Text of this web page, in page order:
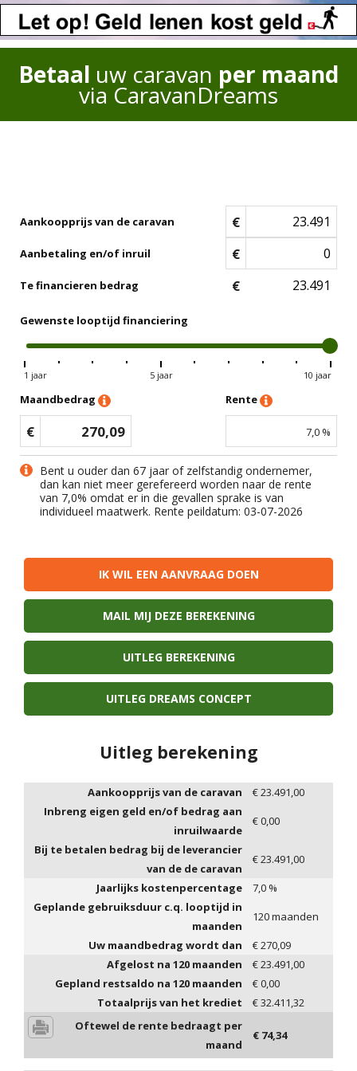
Betaal uw caravan per maand
via CaravanDreams
Aankoopprijs van de caravan €
Aanbetaling en/of inruil €
Te financieren bedrag €
Gewenste looptijd financiering
1 jaar 5 jaar 10 jaar
Maandbedrag
€ 270,09
Rente
7,0 %
Bent u ouder dan 67 jaar of zelfstandig ondernemer,
dan kan niet meer gerefereerd worden naar de rente
van 7,0% omdat er in die gevallen sprake is van
individueel maatwerk. Rente peildatum: 03-07-2026
IK WIL EEN AANVRAAG DOEN
MAIL MIJ DEZE BEREKENING
UITLEG BEREKENING
UITLEG DREAMS CONCEPT
Uitleg berekening
Aankoopprijs van de caravan €23.491,00
Inbreng eigen geld en/of bedrag aan
inruilwaarde
€0,00
Bij te betalen bedrag bij de leverancier
van de de caravan
€23.491,00
Jaarlijks kostenpercentage
7,0 %
Geplande gebruiksduur c.q. looptijd in
maanden
120maanden
Uw maandbedrag wordt dan
€270,09
Afgelost na 120 maanden €23.491,00
Gepland restsaldo na 120 maanden €0,00
Totaalprijs van het krediet
€32.411,32
Oftewel de rente bedraagt per
maand
€ 74,34